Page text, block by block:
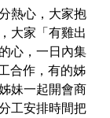
熱心，大家抱
大家「有雞出
心，一日內集
合作，有的姊
妹一起開會商
工安排時間把